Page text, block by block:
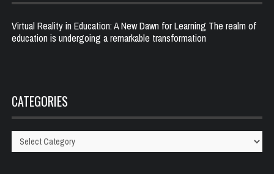
Virtual Reality in Education: A New Dawn for Learning The realm of
education is undergoing a remarkable transformation
CATEGORIES
Categories